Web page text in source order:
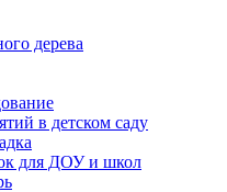
дерева
в детском саду
для ДОУ и школ